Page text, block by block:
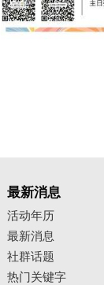
最新消息
活动年历
最新消息
社群话题
热门关键字